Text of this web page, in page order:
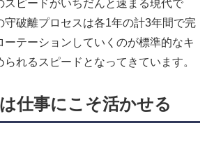
スピードがいちだんと速まる現代で
守破離プロセスは各1年の計3年間で完
ーテーションしていくのが標準的なキ
られるスピードとなってきています。
は仕事にこそ活かせる